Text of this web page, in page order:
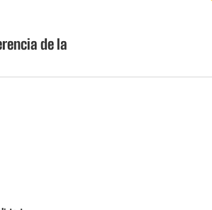
geolocation-header-icon-text
account
de la